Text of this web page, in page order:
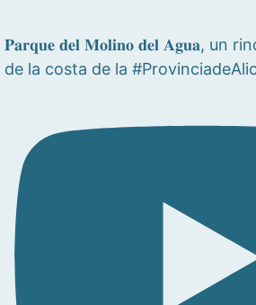
𝐏𝐚𝐫𝐪𝐮𝐞 𝐝𝐞𝐥 𝐌𝐨𝐥𝐢𝐧𝐨 𝐝𝐞𝐥 𝐀𝐠𝐮𝐚, un
de la costa de la